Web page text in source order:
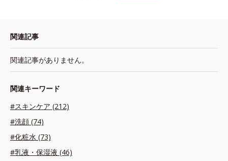
関連記事
関連記事がありません。
関連キーワード
#スキンケア (212)
#洗顔 (74)
#化粧水 (73)
#乳液・保湿液 (46)